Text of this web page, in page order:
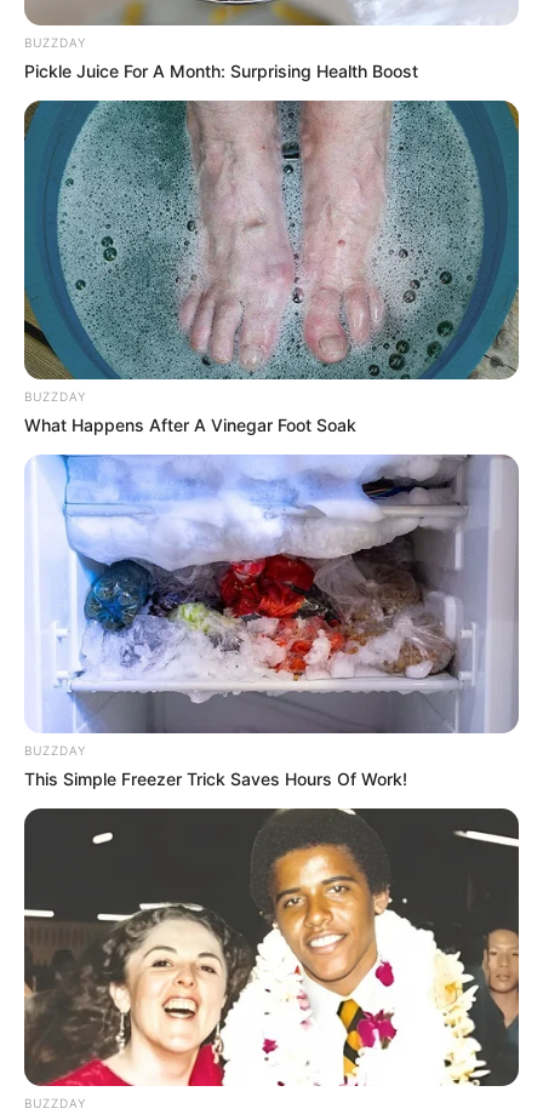
12:40 / 06 Avqust 2026 TİBB
Mioqard infarktı nədir və nə üçün
verir?
69 0
12:26 / 06 Avqust 2026 SİYASƏT
Ermənilərin Bakıdakı məhkəməsində
yekun qərarelan olundu
12:25 / 06 Avqust 2026
Ayaqlarda limfostaz və şişkinliyin təbii
müalicəsi –Həkimdən XƏBƏRDARLIQ
69 0
BUZZDAY
Pickle Juice For A Month: Surprising Health Boost
BUZZDAY
What Happens After A Vinegar Foot Soak
BUZZDAY
This Simple Freezer Trick Saves Hours Of Work!
BUZZDAY